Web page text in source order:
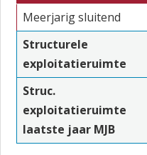
Meerjarig sluitend
Structurele
exploitatieruimte
Struc.
exploitatieruimte
laatste jaar MJB